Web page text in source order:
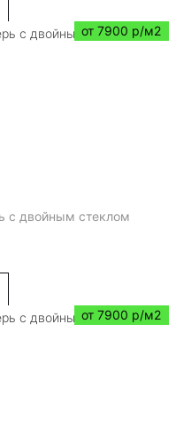
от 7900 р/м2
с двойным стеклом
от 7900 р/м2